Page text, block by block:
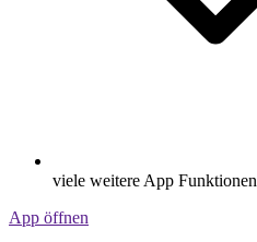
viele weitere App Funktionen
App öffnen